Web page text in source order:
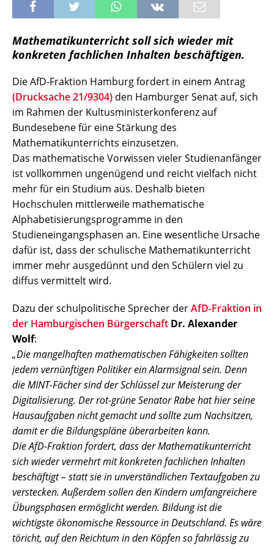
Mathematikunterricht soll sich wieder mit
konkreten fachlichen Inhalten beschäftigen.
Die AfD-Fraktion Hamburg fordert in einem Antrag
(Drucksache 21/9304) den Hamburger Senat auf, sich
im Rahmen der Kultusministerkonferenz auf
Bundesebene für eine Stärkung des
Mathematikunterrichts einzusetzen.
Das mathematische Vorwissen vieler Studienanfänger
ist vollkommen ungenügend und reicht vielfach nicht
mehr für ein Studium aus. Deshalb bieten
Hochschulen mittlerweile mathematische
Alphabetisierungsprogramme in den
Studieneingangsphasen an. Eine wesentliche Ursache
dafür ist, dass der schulische Mathematikunterricht
immer mehr ausgedünnt und den Schülern viel zu
diffus vermittelt wird.
Dazu der schulpolitische Sprecher derAfD-Fraktion in
der Hamburgischen Bürgerschaft Dr. Alexander
Wolf:
„Die mangelhaften mathematischen Fähigkeiten sollten
jedem vernünftigen Politiker ein Alarmsignal sein. Denn
die MINT-Fächer sind der Schlüssel zur Meisterung der
Digitalisierung. Der rot-grüne Senator Rabe hat hier seine
Hausaufgaben nicht gemacht und sollte zum Nachsitzen,
damit er die Bildungspläne überarbeiten kann.
Die AfD-Fraktion fordert, dass der Mathematikunterricht
sich wieder vermehrt mit konkreten fachlichen Inhalten
beschäftigt – statt sie in unverständlichen Textaufgaben zu
verstecken. Außerdem sollen den Kindern umfangreichere
Übungsphasen ermöglicht werden. Bildung ist die
wichtigste ökonomische Ressource in Deutschland. Es wäre
töricht, auf den Reichtum in den Köpfen so fahrlässig zu